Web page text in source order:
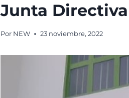
Junta
Por NEW 23 noviembre, 2022